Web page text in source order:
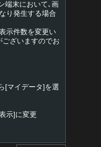
端末において､画
り発生する場合
示件数を変更い
ございますのでお
[マイデータ]を選
示]に変更